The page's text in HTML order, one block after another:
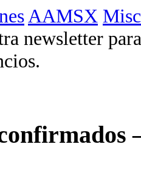
AAMSX
newsletter